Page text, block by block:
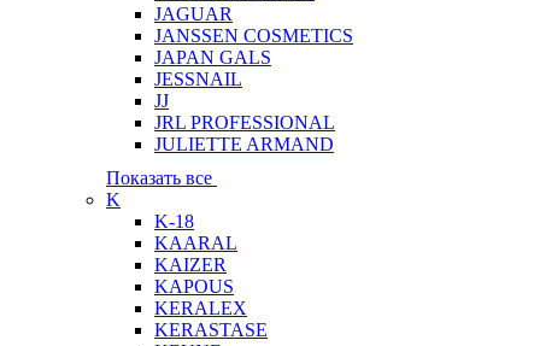
JAGUAR
JANSSEN COSMETICS
JAPAN GALS
JESSNAIL
JJ
JRL PROFESSIONAL
JULIETTE ARMAND
Показать все
K
K-18
KAARAL
KAIZER
KAPOUS
KERALEX
KERASTASE